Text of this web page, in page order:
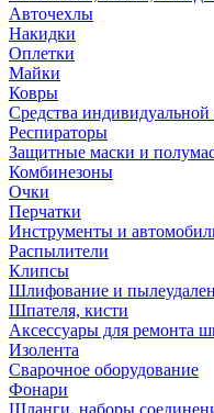
Авточехлы
Накидки
Оплетки
Майки
Ковры
Средства
Респираторы
Защитные маски и
Комбинезоны
Очки
Перчатки
Инструменты и
Распылители
Клипсы
Шлифование и
Шпателя, кисти
Аксессуары для ремонта
Изолента
Сварочное оборудование
Фонари
Шланги, наборы